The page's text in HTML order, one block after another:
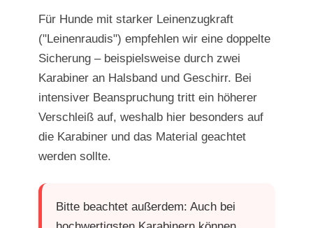
Für Hunde mit starker Leinenzugkraft
("Leinenraudis") empfehlen wir eine doppelte
Sicherung – beispielsweise durch zwei
Karabiner an Halsband und Geschirr. Bei
intensiver Beanspruchung tritt ein höherer
Verschleiß auf, weshalb hier besonders auf
die Karabiner und das Material geachtet
werden sollte.
Bitte beachtet außerdem: Auch bei